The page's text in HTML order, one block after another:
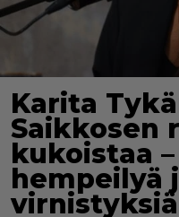
Karita
Saikkosen
kukoistaa
hempeilyä